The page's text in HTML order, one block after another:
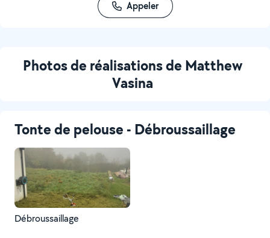
Appeler
Photos de réalisations de Matthew
Vasina
Tonte de pelouse - Débroussaillage
Débroussaillage